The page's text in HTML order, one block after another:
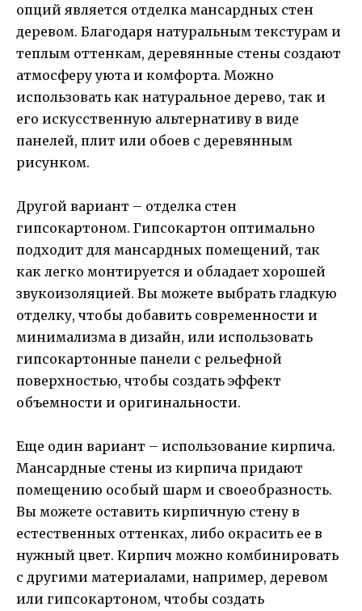
опций является отделка мансардных стен
деревом. Благодаря натуральным текстурам и
теплым оттенкам, деревянные стены создают
атмосферу уюта и комфорта. Можно
использовать как натуральное дерево, так и
его искусственную альтернативу в виде
панелей, плит или обоев с деревянным
рисунком.
Другой вариант – отделка стен
гипсокартоном. Гипсокартон оптимально
подходит для мансардных помещений, так
как легко монтируется и обладает хорошей
звукоизоляцией. Вы можете выбрать гладкую
отделку, чтобы добавить современности и
минимализма в дизайн, или использовать
гипсокартонные панели с рельефной
поверхностью, чтобы создать эффект
объемности и оригинальности.
Еще один вариант – использование кирпича.
Мансардные стены из кирпича придают
помещению особый шарм и своеобразность.
Вы можете оставить кирпичную стену в
естественных оттенках, либо окрасить ее в
нужный цвет. Кирпич можно комбинировать
с другими материалами, например, деревом
или гипсокартоном, чтобы создать